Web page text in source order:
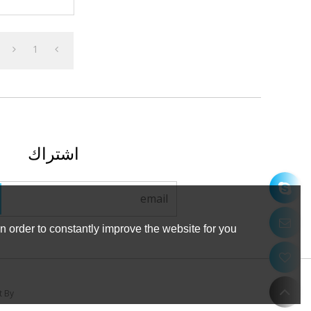
1
اشتراك
By
to constantly improve the website for you.